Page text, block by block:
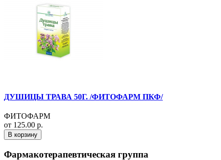
ДУШИЦЫ ТРАВА 50Г. /ФИТОФАРМ ПКФ/
ФИТОФАРМ
от 125.00 р.
В корзину
Фармакотерапевтическая группа